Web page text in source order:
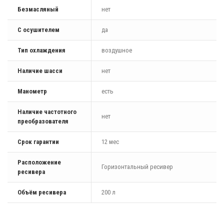
Безмасляный нет
С осушителем да
Тип охлаждения воздушное
Наличие шасси нет
Манометр есть
Наличие частотного
преобразователя
нет
Срок гарантии 12 мес
Расположение
ресивера
Горизонтальный ресивер
Объём ресивера 200 л